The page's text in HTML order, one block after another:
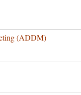
(ADDM)